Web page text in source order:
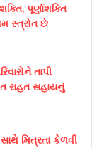
પૂર્ણાશક્તિ
સ્ત્રોત છે
તાપી
રાહત સહાયનું
મિત્રતા કેળવી